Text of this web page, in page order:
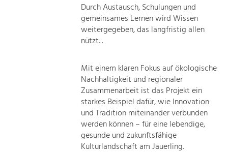
Durch Austausch, Schulungen und
gemeinsames Lernen wird Wissen
weitergegeben, das langfristig allen
nützt. .
Mit einem klaren Fokus auf ökologische
Nachhaltigkeit und regionaler
Zusammenarbeit ist das Projekt ein
starkes Beispiel dafür, wie Innovation
und Tradition miteinander verbunden
werden können – für eine lebendige,
gesunde und zukunftsfähige
Kulturlandschaft am Jauerling.